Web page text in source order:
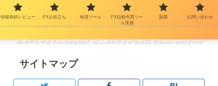
主婦でもできるお金の増やし方～夢のリタイア生活実現のためのブログ
サイトマップ
情報商材レビュー FXお役立ち 推奨ツール
FX自動売買ツー
ル実績
副業 お問い合わせ